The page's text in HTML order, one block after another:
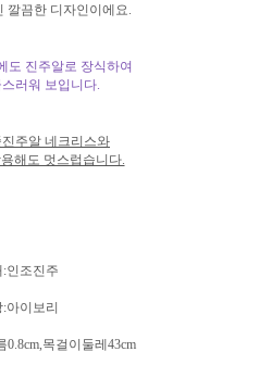
깔끔한 디자인이에요.
도 진주알로 장식하여
러워 보입니다.
주알 네크리스와
해도 멋스럽습니다.
:인조진주
아이보리
목걸이둘레43cm